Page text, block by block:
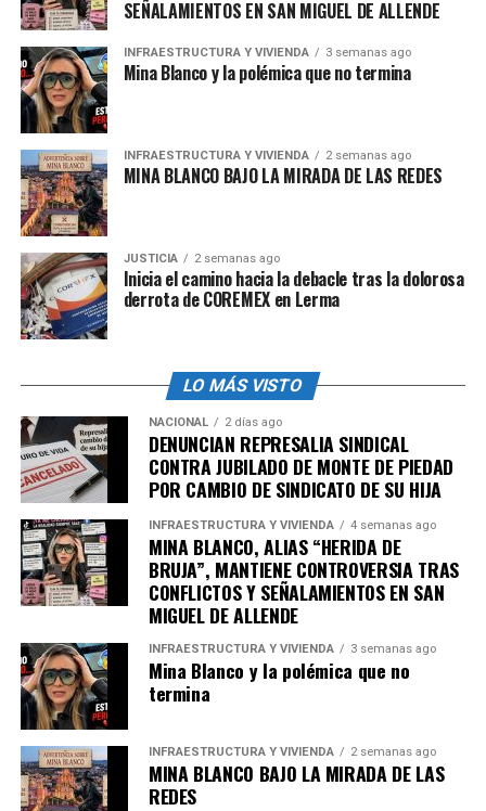
incidencia en los foros de discusión y cuestionar la
participación de ciertos sindicatos”.
La especialista
expuso que hay empresas que se encuentran en pruebas
pilotos, como es el caso de Walmart, que han
implementado modelos de 4 días de 10 horas y 6 días de
6.5 horas, buscando la organización más funcional y
adaptada a las necesidades de cada trabajador.
México sin ratificar el Convenio
47 de la OIT
Otro aspecto que evidenciaron los especialistas fue el
México no ha ratificado el Convenio 47
sobre las 40 horas semanales.Además, existe una
recomendación (116) que insta a las naciones a acotar la
jornada a 40 horas o, en su defecto, a no exceder las 48
horas, incluyendo horas extra.
“Países como
Francia ya implementan jornadas de 35
horas semanales,mientras que México se ubica en el
lugar 21 de países con jornadas laborales más largas,
según la OIT. Por ello, la OIT sugiere considerar el
desarrollo económico de cada país, la adopción de
tecnología moderna, la elevación del nivel de vida y la
preferencia de empleadores y trabajadores. También
prioriza la reducción de jornada en industrias con
esfuerzo físico o mental especial, o riesgo a la salud,
especialmente para mujeres y jóvenes.
SEÑALAMIENTOS EN SAN MIGUEL DE ALLENDE
INFRAESTRUCTURA Y VIVIENDA 3 semanas ago
Mina Blanco y la polémica que no termina
INFRAESTRUCTURA Y VIVIENDA 2 semanas ago
MINA BLANCO BAJO LA MIRADA DE LAS REDES
JUSTICIA 2 semanas ago
Inicia el camino hacia la debacle tras la dolorosa
derrota de COREMEX en Lerma
LO MÁS VISTO
NACIONAL 2 días ago
DENUNCIAN REPRESALIA SINDICAL
CONTRA JUBILADO DE MONTE DE PIEDAD
POR CAMBIO DE SINDICATO DE SU HIJA
INFRAESTRUCTURA Y VIVIENDA 4 semanas ago
MINA BLANCO, ALIAS “HERIDA DE
BRUJA”, MANTIENE CONTROVERSIA TRAS
CONFLICTOS Y SEÑALAMIENTOS EN SAN
MIGUEL DE ALLENDE
INFRAESTRUCTURA Y VIVIENDA 3 semanas ago
Mina Blanco y la polémica que no
termina
INFRAESTRUCTURA Y VIVIENDA 2 semanas ago
MINA BLANCO BAJO LA MIRADA DE LAS
REDES